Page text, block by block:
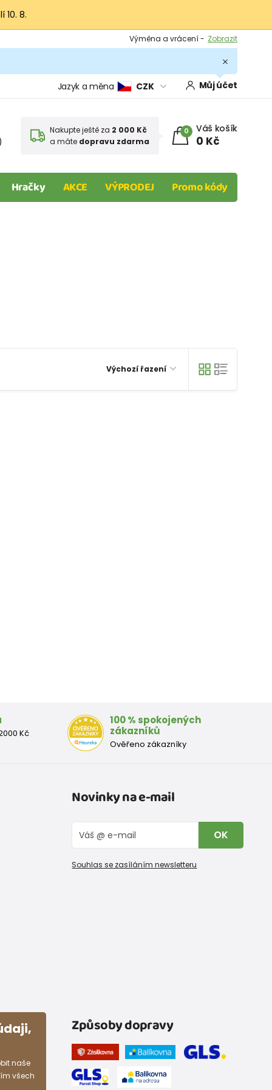
10. 8.
Výměna a vrácení - Zobrazit
Podmínky
Jazyk a měna CZK Můj účet
Nakupte ještě za 2 000 Kč
a máte dopravu zdarma
0 Váš košík
0 Kč
Hračky AKCE VÝPRODEJ Promo kódy
Výchozí řazení
Kč
100 % spokojených
zákazníků
Ověřeno zákazníky
Novinky na e-mail
OK
Souhlas se zasíláním newsletteru
Způsoby dopravy
naše
všech